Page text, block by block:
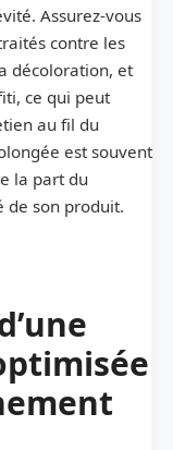
Assurez-vous
contre les
décoloration, et
ce qui peut
au fil du
est souvent
la part du
de son produit.